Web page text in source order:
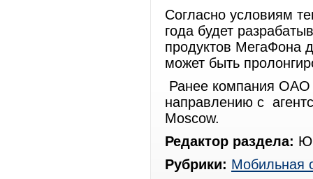
Согласно условиям
года будет
продуктов МегаФона
может быть
Ранее компания ОАО
направлению с
Moscow.
Редактор раздела:
Рубрики: Мобильная